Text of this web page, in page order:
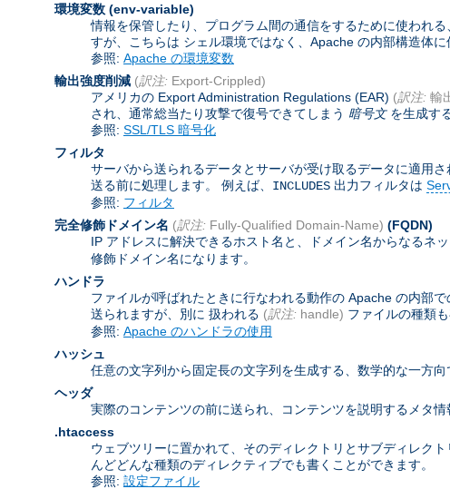
環境変数 (env-variable)
情報を保管したり、プログラム間の通信をするために使われ
すが、こちらは シェル環境ではなく、Apache の内部構造体に
参照: Apache の環境変数
輸出強度削減 (訳注: Export-Crippled)
アメリカの Export Administration Regulations (EAR) (訳注: 輸
され、通常総当たり攻撃で復号できてしまう 暗号文を生成す
参照: SSL/TLS 暗号化
フィルタ
サーバから送られるデータとサーバが受け取るデータに適用
送る前に処理します。 例えば、 INCLUDES 出力フィルタは
参照: フィルタ
完全修飾ドメイン名 (訳注: Fully-Qualified Domain-Name) (FQDN)
IP アドレスに解決できるホスト名と、ドメイン名からなるネ
修飾ドメイン名になります。
ハンドラ
ファイルが呼ばれたときに行なわれる動作の Apache の内部
送られますが、別に 扱われる (訳注: handle) ファイルの種類
参照: Apache のハンドラの使用
ハッシュ
任意の文字列から固定長の文字列を生成する、数学的な一方
ヘッダ
実際のコンテンツの前に送られ、コンテンツを説明するメタ情
.htaccess
ウェブツリーに置かれて、そのディレクトリとサブディレクト
んどどんな種類のディレクティブでも書くことができます。
参照: 設定ファイル